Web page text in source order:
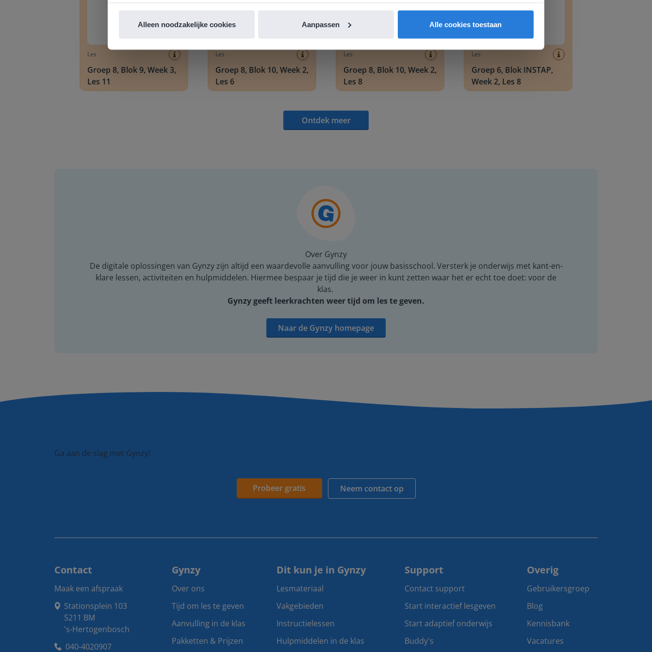
Alleen noodzakelijke cookies Aanpassen Alle cookies toestaan
Les
Groep 8, Blok 9, Week 3,
Les 11
Les
Groep 8, Blok 10, Week 2,
Les 6
Les
Groep 8, Blok 10, Week 2,
Les 8
Les
Groep 6, Blok INSTAP,
Week 2, Les 8
Ontdek meer
Over Gynzy
De digitale oplossingen van Gynzy zijn altijd een waardevolle aanvulling voor jouw basisschool. Versterk je onderwijs met kant-en-
klare lessen, activiteiten en hulpmiddelen. Hiermee bespaar je tijd die je weer in kunt zetten waar het er echt toe doet: voor de
klas.
Gynzy geeft leerkrachten weer tijd om les te geven.
Naar de Gynzy homepage
Ga aan de slag met Gynzy!
Probeer gratis Neem contact op
Contact
Maak een afspraak
Stationsplein 103
5211 BM
's-Hertogenbosch
040-4020907
Gynzy
Over ons
Tijd om les te geven
Aanvulling in de klas
Pakketten & Prijzen
Dit kun je in Gynzy
Lesmateriaal
Vakgebieden
Instructielessen
Hulpmiddelen in de klas
Support
Contact support
Start interactief lesgeven
Start adaptief onderwijs
Buddy's
Overig
Gebruikersgroep
Blog
Kennisbank
Vacatures